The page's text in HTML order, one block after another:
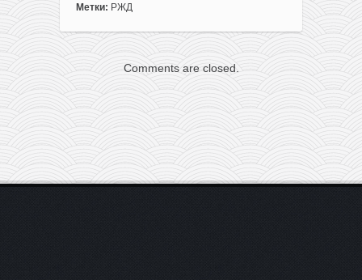
Поездки
почти
из
Беларуси
Москву
Метки: РЖД
Comments are closed.